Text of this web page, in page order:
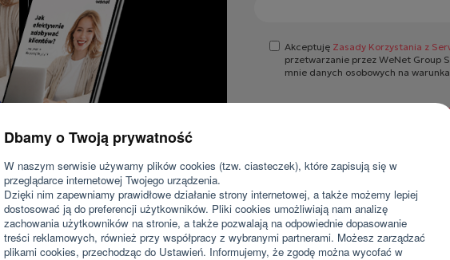
Dbamy o Twoją prywatność
W naszym serwisie używamy plików cookies (tzw. ciasteczek), które zapisują się w
przeglądarce internetowej Twojego urządzenia.
Dzięki nim zapewniamy prawidłowe działanie strony internetowej, a także możemy lepiej
dostosować ją do preferencji użytkowników. Pliki cookies umożliwiają nam analizę
zachowania użytkowników na stronie, a także pozwalają na odpowiednie dopasowanie
treści reklamowych, również przy współpracy z wybranymi partnerami. Możesz zarządzać
plikami cookies, przechodząc do Ustawień. Informujemy, że zgodę można wycofać w
Akceptuję Zasady Korzystania z
przetwarzanie przez WeNet Group
mnie danych osobowych na
mi znane cele przetwarzania
w zakresie marketingu
telekomunikacyjne, w tym w
użytkownikiem końcowym oraz
S.A. i WeNet Sp. z o.o. informacji
elektronicznej, także przy użyciu
podane w niniejszym formularzu:
o.o.w zakresie wyżej wymienionej
mnie wycofana w dowolnym czasie,
22 457 30 95 lub email
przetwarzania, którego dokonano